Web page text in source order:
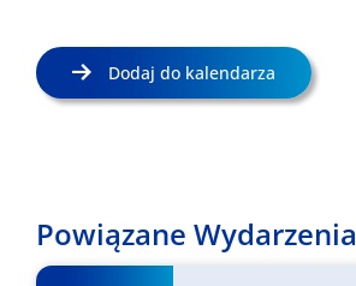
Dodaj do kalendarza
Powiązane Wydarzenia